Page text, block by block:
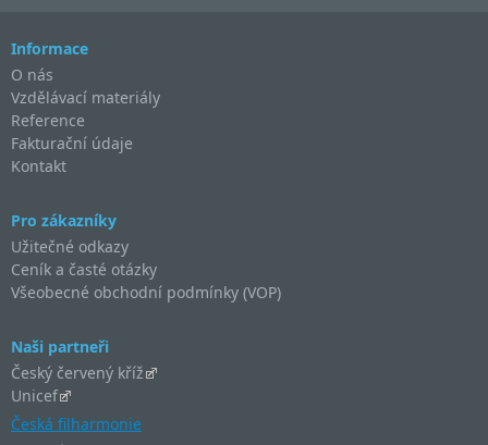
Informace
O nás
Vzdělávací materiály
Reference
Fakturační údaje
Kontakt
Pro zákazníky
Užitečné odkazy
Ceník a časté otázky
Všeobecné obchodní podmínky (VOP)
Naši partneři
Český červený kříž
Unicef
Česká filharmonie